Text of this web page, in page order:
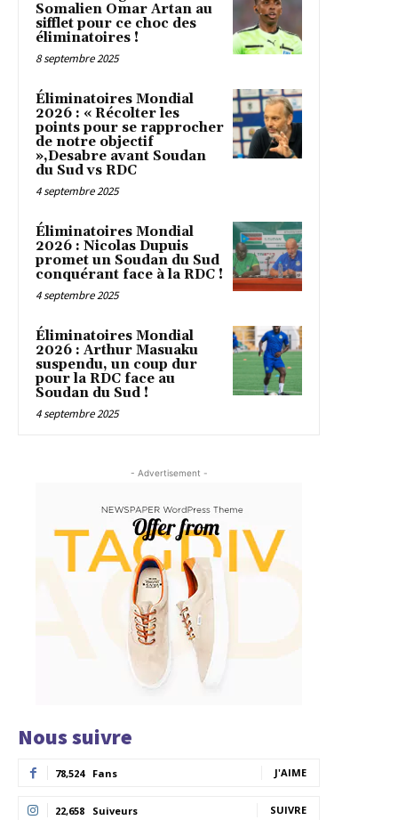
Somalien Omar Artan au
sifflet pour ce choc des
éliminatoires !
8 septembre 2025
Éliminatoires Mondial
2026 : « Récolter les
points pour se rapprocher
de notre objectif
»,Desabre avant Soudan
du Sud vs RDC
4 septembre 2025
Éliminatoires Mondial
2026 : Nicolas Dupuis
promet un Soudan du Sud
conquérant face à la RDC !
4 septembre 2025
Éliminatoires Mondial
2026 : Arthur Masuaku
suspendu, un coup dur
pour la RDC face au
Soudan du Sud !
4 septembre 2025
- Advertisement -
Nous suivre
78,524 Fans J'AIME
22,658 Suiveurs SUIVRE